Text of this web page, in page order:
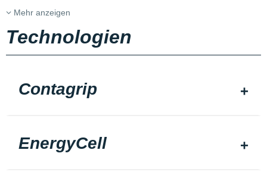
Mehr anzeigen
Technologien
Contagrip
EnergyCell